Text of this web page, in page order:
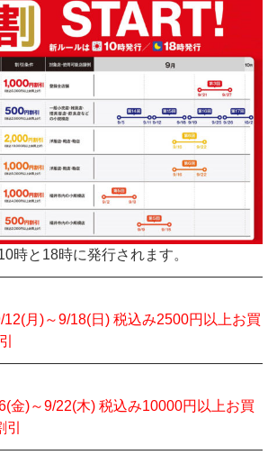
時と18時に発行されます。
月)～9/18(日) 税込み2500円以上お買
金)～9/22(木) 税込み10000円以上お買